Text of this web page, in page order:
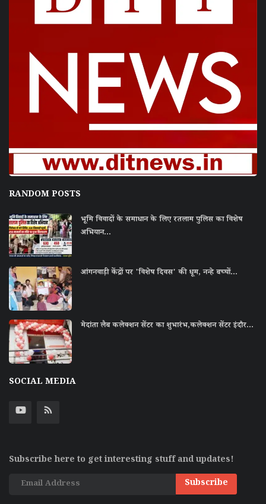
RANDOM POSTS
भूमि विवादों के समाधान के लिए रतलाम पुलिस का विशेष
अभियान...
आंगनवाड़ी केंद्रों पर 'विशेष दिवस' की धूम, नन्हे बच्चों...
मेदांता लैब कलेक्शन सेंटर का शुभारंभ,कलेक्शन सेंटर इंदौर...
SOCIAL MEDIA
Subscribe here to get interesting stuff and updates!
Subscribe